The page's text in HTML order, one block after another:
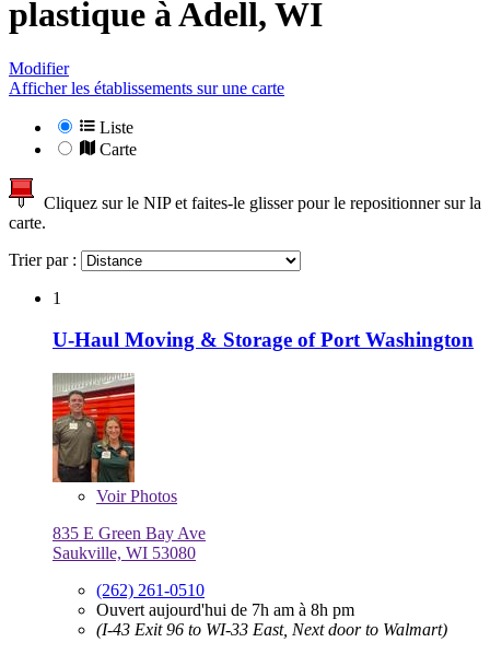
plastique àAdell, WI
Modifier
Afficher les établissements sur une carte
Liste
Carte
Cliquez sur le NIP et faites-le glisser pour le repositionner sur la
carte.
Trier par :
1
U-Haul Moving & Storage of Port Washington
VoirPhotos
835 E Green Bay Ave
Saukville, WI 53080
(262) 261-0510
Ouvert aujourd'hui de 7h am à 8h pm
(I-43 Exit 96 to WI-33 East, Next door to Walmart)